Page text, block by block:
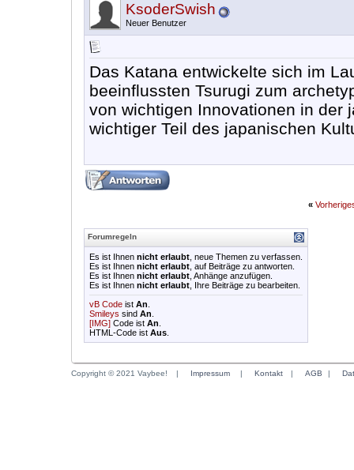
KsoderSwish
Neuer Benutzer
Das Katana entwickelte sich im
beeinflussten Tsurugi zum
von wichtigen Innovationen in der
wichtiger Teil des japanischen
«
Forumregeln
Es ist Ihnen nicht erlaubt , neue Themen zu verfassen.
Es ist Ihnen nicht erlaubt , auf Beiträge zu antworten.
Es ist Ihnen nicht erlaubt , Anhänge anzufügen.
Es ist Ihnen nicht erlaubt , Ihre Beiträge zu bearbeiten.
vB Code ist An
Smileys sind An
[IMG] Code ist An
HTML-Code ist Aus
Copyright © 2021 Vaybee! | Impressum | Kontakt | AGB |